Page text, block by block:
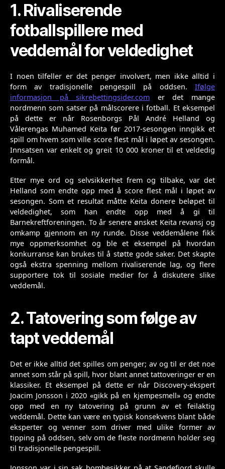
1. Rivaliserende
fotballspillere med
veddemål for veldedighet
I noen tilfeller er det penger involvert, men ikke alltid i
form av tradisjonelle pengespill på oddsen. Ifølge
informasjon på sikrebettingsider.com er det mange
nordmenn som satser på målscorere i fotball. Et eksempel
på dette er når Rosenborgs Pål André Helland og
Vålerengas Muhamed Keita før 2017-sesongen inngikk et
spill om hvem som ville score flest mål i løpet av sesongen.
Innsatsen var enkelt og greit 10 000 kroner til et veldedig
formål.
Etter mye ord og selvsikkerhet frem og tilbake, var det
Helland som endte opp med å score flest mål i løpet av
sesongen. Som et resultat måtte Keita donere beløpet til
veldedighet, som han endte opp med å gi til
Barnekreftforeningen. To år senere ønsket Keita revansj og
omkamp gjennom en ny runde. Disse veddemålene fikk
mye oppmerksomhet og ble et eksempel på hvordan
konkurranse kan brukes til å støtte gode saker. Det skapte
også ekstra spenning mellom rivaliserende lag, og flere
supportere tok til sosiale medier for å diskutere slike
veddemål.
2. Tatovering som følge av
tapt veddemål
Det er ikke alltid det spilles om penger; av og til er det noe
annet som står på spill, hvor blant annet tattoveringer er en
klassiker. Et eksempel på dette er når Discovery-ekspert
Joacim Jonsson i 2020 «gikk på en kjempesmell» og endte
opp med en ny tatovering på grunn av et feilaktig
veddemål. Dette kan være en typisk konsekvens blant både
eksperter og venner som driver med ulike former av
tipping på oddsen, selv om de fleste nordmenn holder seg
til tradisjonelle pengespill.